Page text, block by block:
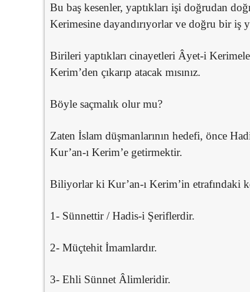
Bu baş kesenler, yaptıkları işi doğrudan
Kerimesine dayandırıyorlar ve doğru bir iş
Birileri yaptıkları cinayetleri Âyet-i
Kerim’den çıkarıp atacak mısınız.
Böyle saçmalık olur mu?
Zaten İslam düşmanlarının hedefi, önce
Kur’an-ı Kerim’e getirmektir.
Biliyorlar ki Kur’an-ı Kerim’in etrafındaki
1- Sünnettir / Hadis-i Şeriflerdir.
2- Müçtehit İmamlardır.
3- Ehli Sünnet Âlimleridir.